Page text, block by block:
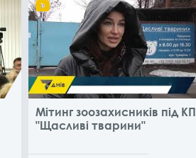
Мітинг зоозахисників під КП
"Щасливі тварини"